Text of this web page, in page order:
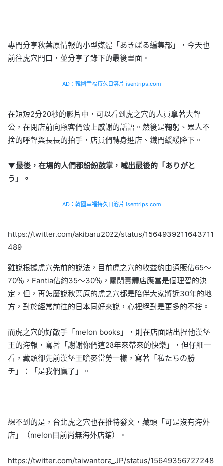
專門分享秋葉原情報的小型媒體「あきばる編集部」，今天也
前往虎穴門口，並分享了錄下的最後畫面。
AD：韓國幸福持久口溶片 isentrips.com
在短短2分20秒的影片中，可以看到虎之穴的人員拿著大聲
公，在閉店前向顧客們致上感謝的話語。然後是鞠躬、眾人不
捨的呼聲與長長的拍手，店員們轉身進店、鐵門緩緩降下。
▼最後，在場的人們都紛紛鼓掌，喊出最後的「ありがと
う」。
AD：韓國幸福持久口溶片 isentrips.com
https://twitter.com/akibaru2022/status/1564939211643711
489
雖說根據虎穴先前的說法，目前虎之穴的收益約由通販佔65～
70％，Fantia佔約35～30％，關閉實體店應當是個理智的決
定，但，再怎麼說秋葉原的虎之穴都是陪伴大家將近30年的地
方，對於經常前往的日本同好來說，心裡絕對是更多的不捨。
而虎之穴的好敵手「melon books」，則在店面貼出捏他漢堡
王的海報，寫著「謝謝你們這28年來帶來的快樂」，但仔細一
看，藏頭卻先前漢堡王嗆麥當勞一樣，寫著「私たちの勝
チ」：「是我們贏了」。
想不到的是，台北虎之穴也在推特發文，藏頭「可是沒有海外
店」（melon目前尚無海外店鋪）。
https://twitter.com/taiwantora_JP/status/15649356727248